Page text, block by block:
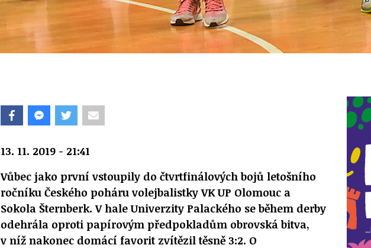
13. 11. 2019 - 21:41
Vůbec jako první vstoupily do čtvrtfinálových bojů letošního
ročníku Českého poháru volejbalistky VK UP Olomouc a
Sokola Šternberk. V hale Univerzity Palackého se během derby
odehrála oproti papírovým předpokladům obrovská bitva,
v níž nakonec domácí favorit zvítězil těsně 3:2. O